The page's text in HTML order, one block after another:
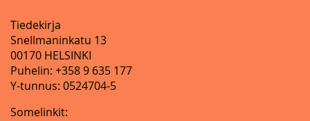
Tiedekirja
Snellmaninkatu 13
00170 HELSINKI
Puhelin: +358 9 635 177
Y-tunnus: 0524704-5
Somelinkit: